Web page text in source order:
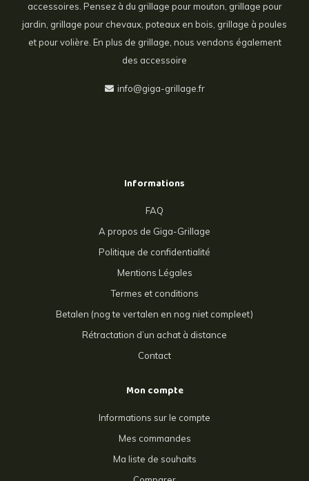
accessoires. Pensez à du grillage pour mouton, grillage pour
jardin, grillage pour chevaux, poteaux en bois, grillage à poules
et pour volière. En plus de grillage, nous vendons également
des accessoire
info@giga-grillage.fr
Informations
FAQ
A propos de Giga-Grillage
Politique de confidentialité
Mentions Légales
Termes et conditions
Betalen (nog te vertalen en nog niet compleet)
Rétractation d’un achat à distance
Contact
Mon compte
Informations sur le compte
Mes commandes
Ma liste de souhaits